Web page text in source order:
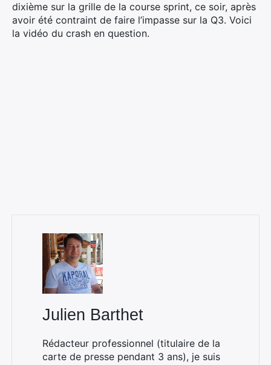
dixième sur la grille de la course sprint, ce soir, après
avoir été contraint de faire l’impasse sur la Q3. Voici
la vidéo du crash en question.
Julien Barthet
Rédacteur professionnel (titulaire de la
carte de presse pendant 3 ans), je suis